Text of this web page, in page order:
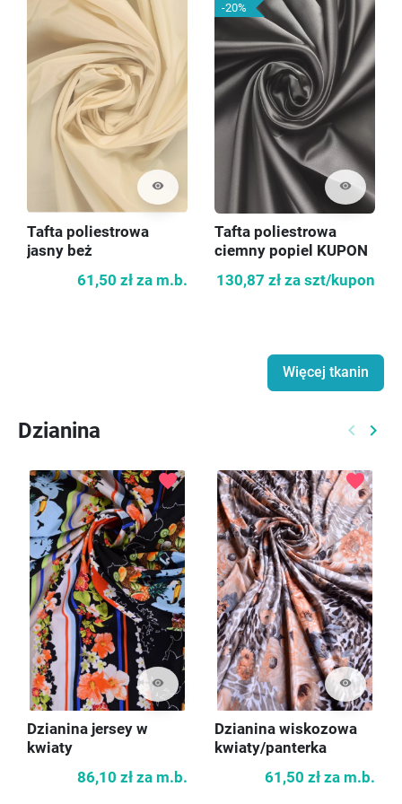
visibility
Tafta poliestrowa
jasny beż
61,50 zł za m.b.
-20%
visibility
Tafta poliestrowa
ciemny popiel KUPON
130,87 zł za szt/kupon
Więcej tkanin
Dzianina keyboard_arrow_left keyboard_arrow_right
visibility
favorite
Dzianina jersey w
kwiaty
86,10 zł za m.b.
visibility
favorite
Dzianina wiskozowa
kwiaty/panterka
61,50 zł za m.b.